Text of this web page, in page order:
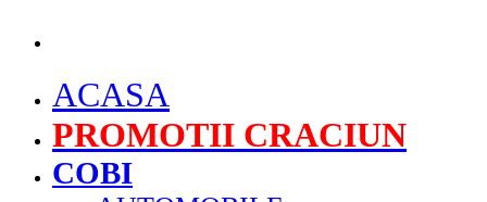
ACASA
PROMOTII CRACIUN
COBI